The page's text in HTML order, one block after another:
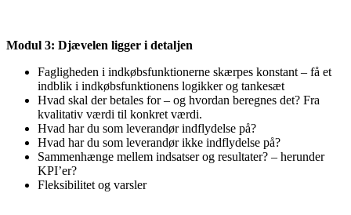
Modul 3: Djævelen ligger i detaljen
Fagligheden i indkøbsfunktionerne skærpes konstant – få et
indblik i indkøbsfunktionens logikker og tankesæt
Hvad skal der betales for – og hvordan beregnes det? Fra
kvalitativ værdi til konkret værdi.
Hvad har du som leverandør indflydelse på?
Hvad har du som leverandør ikke indflydelse på?
Sammenhænge mellem indsatser og resultater? – herunder
KPI’er?
Fleksibilitet og varsler